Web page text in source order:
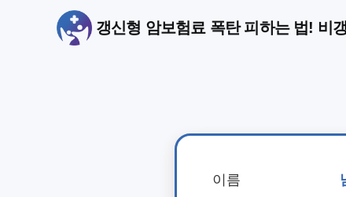
갱신형 암보험료 폭탄 피하는 법! 비